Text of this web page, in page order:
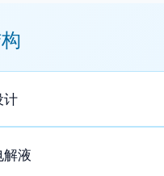
计
解液